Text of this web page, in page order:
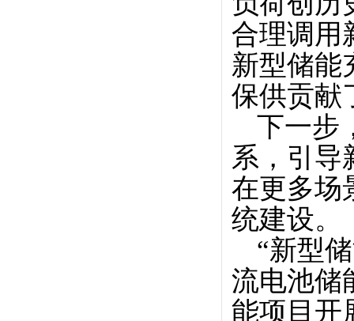
合理调用
新型储能
保供贡献
下一步
系，引导
在更多场
统建设。
“新型
流电池储
能项目开